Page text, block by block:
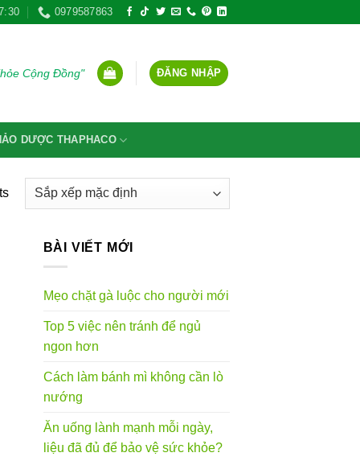
0979587863
Cộng Đồng" ĐĂNG NHẬP
DƯỢC THAPHACO
BÀI VIẾT MỚI
Mẹo chặt gà luộc cho người mới
Top 5 việc nên tránh để ngủ
ngon hơn
Cách làm bánh mì không cần lò
nướng
Ăn uống lành mạnh mỗi ngày,
liệu đã đủ để bảo vệ sức khỏe?